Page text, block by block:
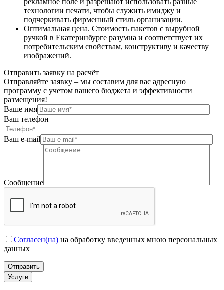
рекламное поле и разрешают использовать разные
технологии печати, чтобы служить имиджу и
подчеркивать фирменный стиль организации.
Оптимальная цена. Стоимость пакетов с вырубной
ручкой в Екатеринбурге разумна и соответствует их
потребительским свойствам, конструктиву и качеству
изображений.
Отправить заявку на расчёт
Отправляйте заявку – мы составим для вас адресную
программу с учетом вашего бюджета и эффективности
размещения!
Ваше имя
Ваш телефон
Ваш e-mail
Сообщение
Согласен(на) на обработку введенных мною персональных
данных
Услуги